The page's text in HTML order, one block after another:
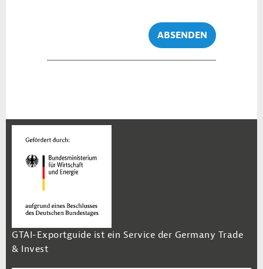
ABSENDEN
GTAI-Exportguide ist ein Service der Germany Trade
& Invest